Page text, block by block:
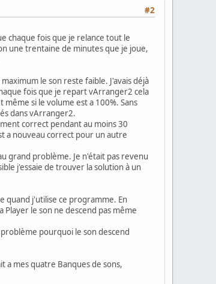
#2
chaque fois que je relance tout le
une trentaine de minutes que je joue,
le son reste faible. J'avais déjà
fois que je repart vArranger2 cela
si le volume est a 100%. Sans
dans vArranger2.
correct pendant au moins 30
a nouveau correct pour un autre
grand problème. Je n'était pas revenu
j'essaie de trouver la solution à un
quand j'utilise ce programme. En
le son ne descend pas même
pourquoi le son descend
a mes quatre Banques de sons,